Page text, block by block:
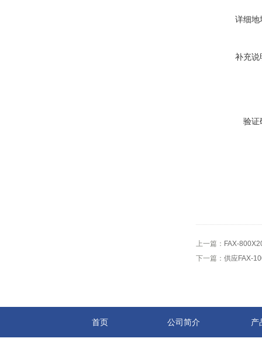
详细地
补充说
验证
上一篇： FAX-
下一篇： 供应FAX-
首页 公司简介 产